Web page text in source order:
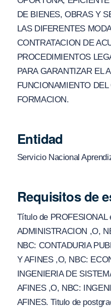
DE BIENES, OBRAS Y
LAS DIFERENTES
CONTRATACION DE
PROCEDIMIENTOS
PARA GARANTIZAR EL
FUNCIONAMIENTO
FORMACION.
Entidad
Servicio Nacional
Requisitos de
Título de PROFESIONAL
ADMINISTRACION ,O,
NBC: CONTADURIA
Y AFINES ,O, NBC:
INGENIERIA DE
AFINES ,O, NBC:
AFINES. Titulo de